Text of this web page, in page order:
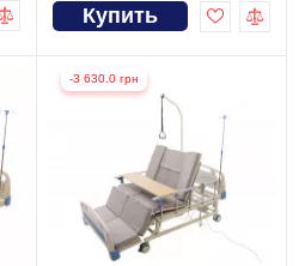
Купить
-3 630.0 грн